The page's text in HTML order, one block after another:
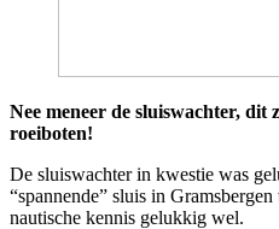
Nee meneer de sluiswachter, dit
roeiboten!
De sluiswachter in kwestie was
“spannende” sluis in
nautische kennis gelukkig wel.